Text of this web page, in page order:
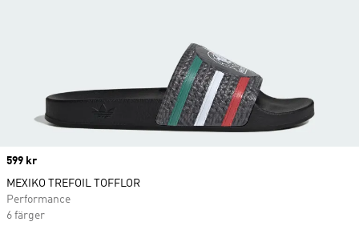
Price
599 kr
MEXIKO TREFOIL TOFFLOR
Performance
6 färger